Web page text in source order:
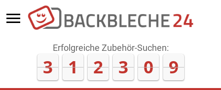
Erfolgreiche Zubehör-Suchen:
3 1 2 3 0 9